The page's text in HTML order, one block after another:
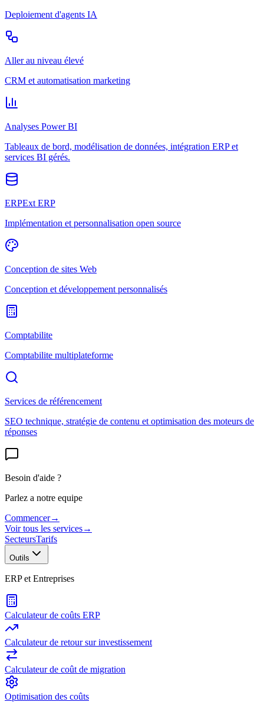
Deploiement d'agents IA
Aller au niveau élevé
CRM et automatisation marketing
Analyses Power BI
Tableaux de bord, modélisation de données, intégration ERP et
services BI gérés.
ERPExt ERP
Implémentation et personnalisation open source
Conception de sites Web
Conception et développement personnalisés
Comptabilite
Comptabilite multiplateforme
Services de référencement
SEO technique, stratégie de contenu et optimisation des moteurs de
réponses
Besoin d'aide ?
Parlez a notre equipe
Commencer→
Voir tous les services→
SecteursTarifs
Outils
ERP et Entreprises
Calculateur de coûts ERP
Calculateur de retour sur investissement
Calculateur de coût de migration
Optimisation des coûts